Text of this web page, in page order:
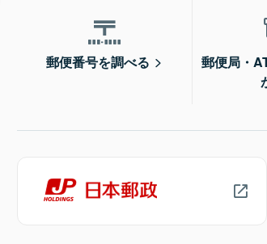
郵便番号を調べる
郵便局・